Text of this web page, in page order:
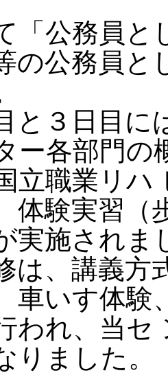
「公務員と
の公務員と
と３日目に
ー各部門の
立職業リハ
体験実習（
実施されま
は、講義方
車いす体
われ、当セ
りました。